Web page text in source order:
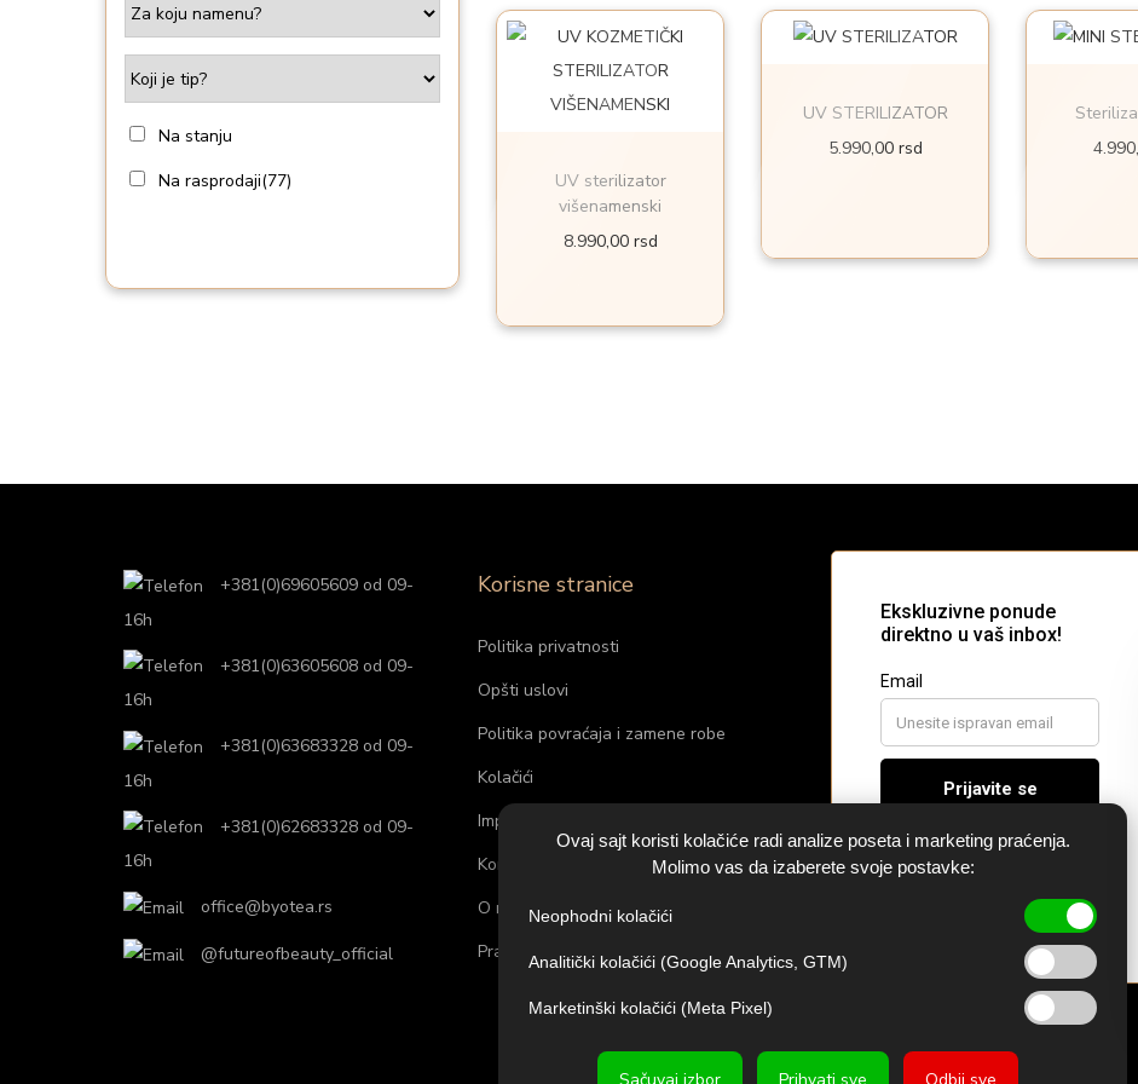
UV sterilizator
višenamenski
8.990,00 rsd
UV STERILIZATOR
5.990,00 rsd
Na stanju
Na rasprodaji(77)
+381(0)69605609 od 09-
16h
+381(0)63605608 od 09-
16h
+381(0)63683328 od 09-
16h
+381(0)62683328 od 09-
16h
office@byotea.rs
@futureofbeauty_official
Korisne stranice
Politika privatnosti
Opšti uslovi
Politika povraćaja i zamene robe
Kolačići
Impresum
Kontaktiraj nas
O nama
Praćenje pošiljke
Ovaj sajt koristi kolačiće radi analize poseta i marketing praćenja.
Molimo vas da izaberete svoje postavke:
Neophodni kolačići
Analitički kolačići (Google Analytics, GTM)
Marketinški kolačići (Meta Pixel)